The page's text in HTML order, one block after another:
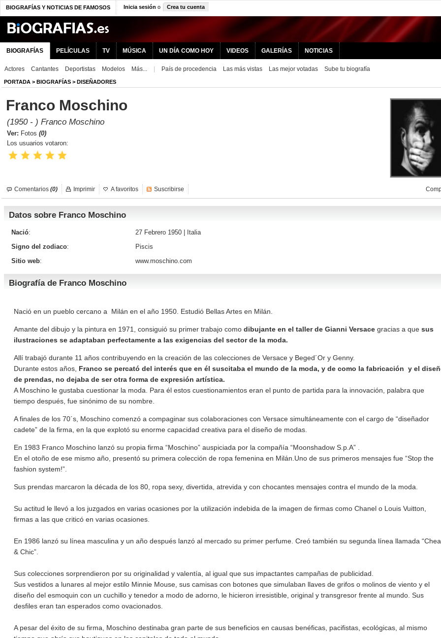
BIOGRAFÍAS Y NOTICIAS DE FAMOSOS Inicia sesión o Crea tu cuenta
BIOGRAFÍAS PELÍCULAS TV MÚSICA UN DÍA COMO HOY VIDEOS GALERÍAS NOTICIAS
Actores Cantantes Deportistas Modelos Más... País de procedencia Las más vistas Las mejor votadas Sube tu biografía
PORTADA > BIOGRAFÍAS > DISEÑADORES
Franco Moschino
(1950 - ) Franco Moschino
Ver: Fotos (0)
Los usuarios votaron:
Comentarios (0) Imprimir A favoritos Suscribirse
Datos sobre Franco Moschino
Nació: 27 Febrero 1950 |
Italia
Signo del zodiaco:
Piscis
Sitio web: www.moschino.com
Biografía de Franco Moschino
Nació en un pueblo cercano a Milán en el año 1950. Estudió Bellas Artes en Milán.
Amante del dibujo y la pintura en 1971, consiguió su primer trabajo como dibujante en el taller de Gianni Versace gracias a que sus
ilustraciones se adaptaban perfectamente a las exigencias del sector de la moda.
Allí trabajó durante 11 años contribuyendo en la creación de las colecciones de Versace y Beged´Or y Genny.
Durante estos años, Franco se percató del interés que en él suscitaba el mundo de la moda, y de como la fabricación y el
de prendas, no dejaba de ser otra forma de expresión artística.
A Moschino le gustaba cuestionar la moda. Para él estos cuestionamientos eran el punto de partida para la innovación, palabra que
tiempo después, fue sinónimo de su nombre.
A finales de los 70´s, Moschino comenzó a compaginar sus colaboraciones con Versace simultáneamente con el cargo de “diseñador
cadete” de la firma, en la que explotó su enorme capacidad creativa para el diseño de modas.
En 1983 Franco Moschino lanzó su propia firma “Moschino” auspiciada por la compañía “Moonshadow S.p.A” .
En el otoño de ese mismo año, presentó su primera colección de ropa femenina en Milán.Uno de sus primeros mensajes fue “Stop the
fashion system!”.
Sus prendas marcaron la década de los 80, ropa sexy, divertida, atrevida y con chocantes mensajes contra el mundo de la moda.
Su actitud le llevó a los juzgados en varias ocasiones por la utilización indebida de la imagen de firmas como Chanel o Louis Vuitton,
firmas a las que criticó en varias ocasiones.
En 1986 lanzó su línea masculina y un año después lanzó al mercado su primer perfume. Creó también su segunda línea llamada
& Chic”.
Sus colecciones sorprendieron por su originalidad y valentía, al igual que sus impactantes campañas de publicidad.
Sus vestidos a lunares al mejor estilo Minnie Mouse, sus camisas con botones que simulaban llaves de grifos o molinos de viento y el
diseño del esmoquin con un cuchillo y tenedor a modo de adorno, le hicieron irresistible, original y transgresor frente al mundo. Sus
desfiles eran tan esperados como ovacionados.
A pesar del éxito de su firma, Moschino destinaba gran parte de sus beneficios en causas benéficas, pacifistas, ecológicas, al mismo